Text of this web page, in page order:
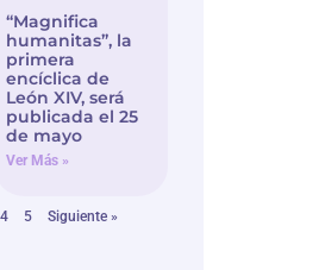
“Magnifica
humanitas”, la
primera
encíclica de
León XIV, será
publicada el 25
de mayo
Ver Más »
4 5 Siguiente »